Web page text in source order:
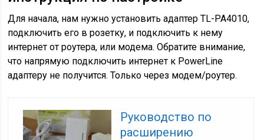
Для начала, нам нужно установить адаптер TL-PA4010,
подключить его в розетку, и подключить к нему
интернет от роутера, или модема. Обратите внимание,
что напрямую подключить интернет к PowerLine
адаптеру не получится. Только через модем/роутер.
Руководство по
расширению